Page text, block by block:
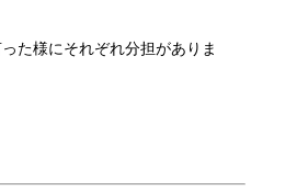
た様にそれぞれ分担がありま